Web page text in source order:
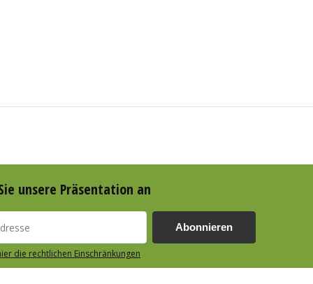
unsere Präsentation an
Abonnieren
die rechtlichen Einschränkungen